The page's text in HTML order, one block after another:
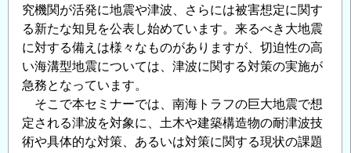
究機関が活発に地震や津波、さらには被害想定に関す
る新たな知見を公表し始めています。来るべき大地震
に対する備えは様々なものがありますが、切迫性の高
い海溝型地震については、津波に関する対策の実施が
急務となっています。
そこで本セミナーでは、南海トラフの巨大地震で想
定される津波を対象に、土木や建築構造物の耐津波技
術や具体的な対策、あるいは対策に関する現状の課題